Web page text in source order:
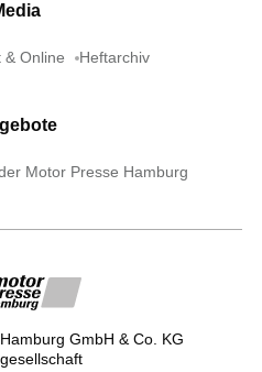
& Online Heftarchiv
Motor Presse Hamburg
GmbH & Co. KG